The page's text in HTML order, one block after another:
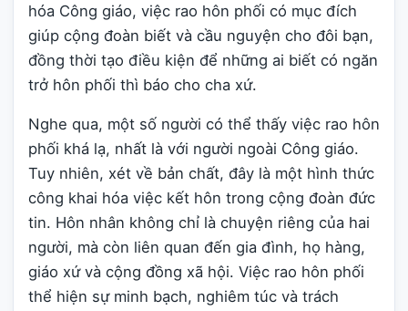
hóa Công giáo, việc rao hôn phối có mục đích
giúp cộng đoàn biết và cầu nguyện cho đôi bạn,
đồng thời tạo điều kiện để những ai biết có ngăn
trở hôn phối thì báo cho cha xứ.
Nghe qua, một số người có thể thấy việc rao hôn
phối khá lạ, nhất là với người ngoài Công giáo.
Tuy nhiên, xét về bản chất, đây là một hình thức
công khai hóa việc kết hôn trong cộng đoàn đức
tin. Hôn nhân không chỉ là chuyện riêng của hai
người, mà còn liên quan đến gia đình, họ hàng,
giáo xứ và cộng đồng xã hội. Việc rao hôn phối
thể hiện sự minh bạch, nghiêm túc và trách